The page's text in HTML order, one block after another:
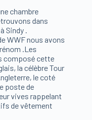
chambre
dans
Sindy .
WWF nous avons
.Les
composé cette
la célèbre Tour
le coté
poste de
vives rappelant
de vêtement